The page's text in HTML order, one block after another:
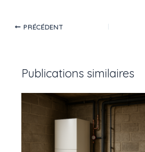
PRÉCÉDENT
Publications similaires